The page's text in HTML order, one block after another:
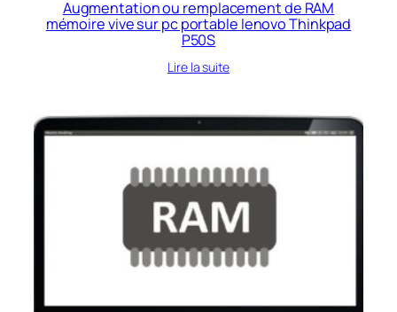
Augmentation ou remplacement de RAM
mémoire vive sur pc portable lenovo Thinkpad
P50S
Lire la suite